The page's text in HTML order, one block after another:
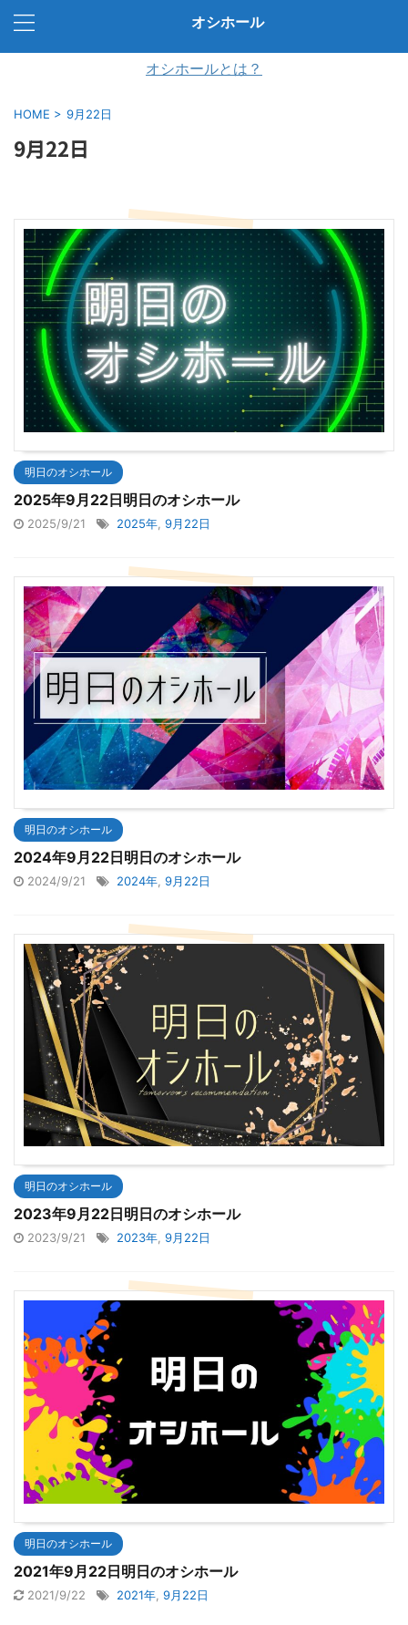
オシホール
オシホールとは？
HOME > 9月22日
9月22日
明日のオシホール
2025年9月22日明日のオシホール
2025/9/21 2025年 9月22日
明日のオシホール
2024年9月22日明日のオシホール
2024/9/21 2024年 9月22日
明日のオシホール
2023年9月22日明日のオシホール
2023/9/21 2023年, 9月22日
明日のオシホール
2021年9月22日明日のオシホール
2021/9/22 2021年 9月22日